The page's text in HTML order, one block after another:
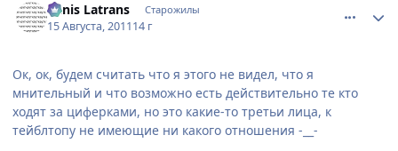
Canis Latrans Старожилы
15 Августа, 201114 г
Ок, ок, будем считать что я этого не видел, что я
мнительный и что возможно есть действительно те кто
ходят за циферками, но это какие-то третьи лица, к
тейблтопу не имеющие ни какого отношения -__-